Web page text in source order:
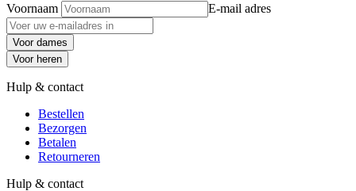
Voornaam E-mail adres
Voor dames
Voor heren
Hulp & contact
Bestellen
Bezorgen
Betalen
Retourneren
Hulp & contact